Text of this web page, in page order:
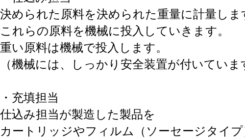
決められた原料を決められた重量に計量しま
これらの原料を機械に投入していきます。
重い原料は機械で投入します。
（機械には、しっかり安全装置が付いていま
・充填担当
仕込み担当が製造した製品を
カートリッジやフィルム（ソーセージタイプ